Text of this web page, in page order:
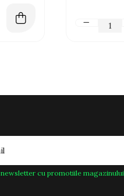
cu promotiile